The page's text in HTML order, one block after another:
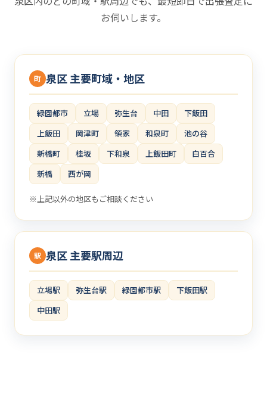
お伺いします。
町 泉区 主要町域・地区
緑園都市 立場 弥生台 中田
下飯田
上飯田
岡津町 領家 和泉町
池の谷
新橋町
桂坂 下和泉 上飯田町
白百合
新橋
西が岡
※上記以外の地区もご相談ください
駅 泉区 主要駅周辺
立場駅 弥生台駅 緑園都市駅
下飯田駅
中田駅